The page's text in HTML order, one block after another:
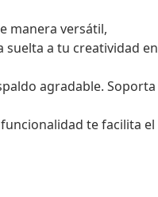
manera versátil,
a tu creatividad en
agradable. Soporta
te facilita el